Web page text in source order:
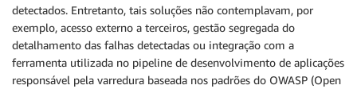
detectados. Entretanto, tais soluções não contemplavam, por
exemplo, acesso externo a terceiros, gestão segregada do
detalhamento das falhas detectadas ou integração com a
ferramenta utilizada no pipeline de desenvolvimento de aplicações
responsável pela varredura baseada nos padrões do OWASP (Open